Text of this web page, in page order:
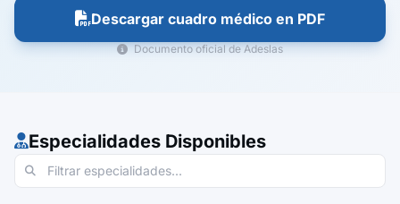
Descargar cuadro médico en PDF
Documento oficial de Adeslas
Especialidades Disponibles